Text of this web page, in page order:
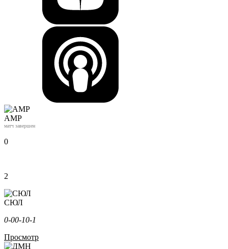
АМР
матч завершен
0
2
СЮЛ
0-00-10-1
Просмотр